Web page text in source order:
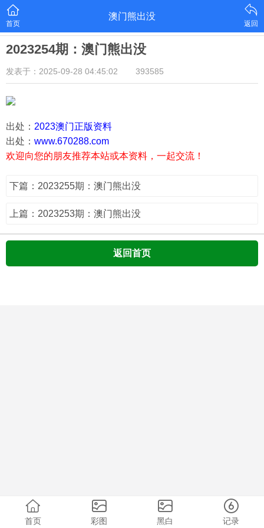
首页
澳门熊出没
返回
2023254期：澳门熊出没
发表于：2025-09-28 04:45:02 393585
出处： 2023澳门正版资料
出处： www.670288.com
欢迎向您的朋友推荐本站或本资料，一起交流！
下篇：2023255期：澳门熊出没
上篇：2023253期：澳门熊出没
返回首页
首页 彩图 黑白 记录